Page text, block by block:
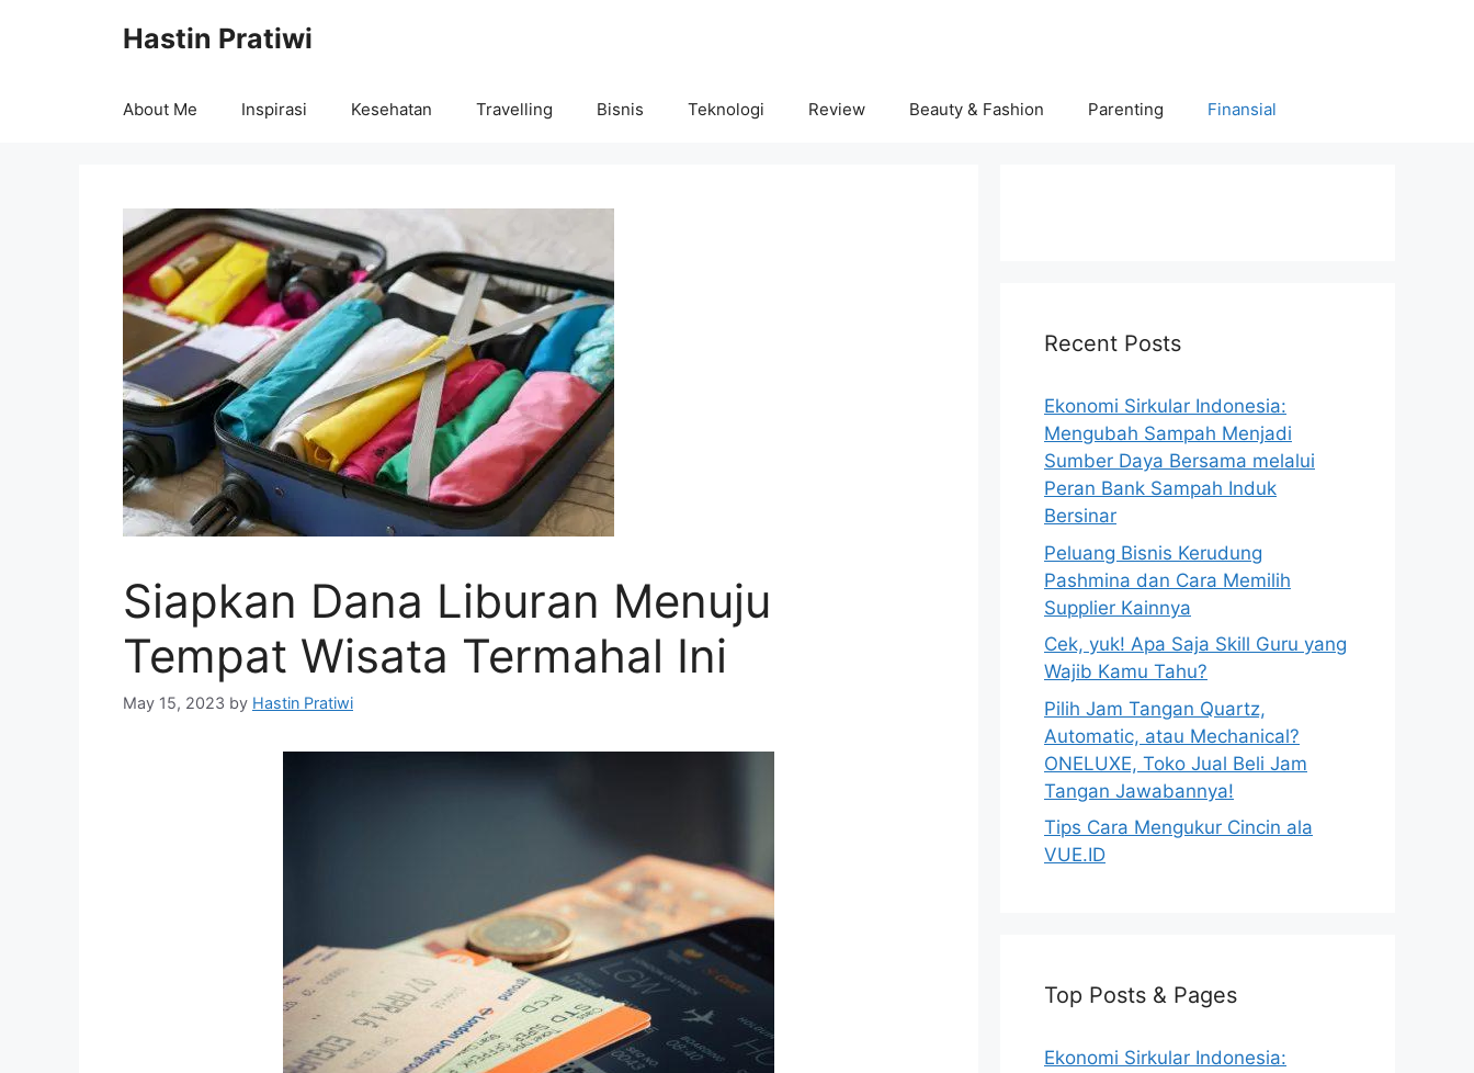
Hastin Pratiwi
About Me Inspirasi Kesehatan Travelling Bisnis Teknologi Review Beauty & Fashion Parenting Finansial
Siapkan Dana Liburan Menuju
Tempat Wisata Termahal Ini
May 15, 2023 by Hastin Pratiwi
Recent Posts
Ekonomi Sirkular Indonesia:
Mengubah Sampah Menjadi
Sumber Daya Bersama melalui
Peran Bank Sampah Induk
Bersinar
Peluang Bisnis Kerudung
Pashmina dan Cara Memilih
Supplier Kainnya
Cek, yuk! Apa Saja Skill Guru yang
Wajib Kamu Tahu?
Pilih Jam Tangan Quartz,
Automatic, atau Mechanical?
ONELUXE, Toko Jual Beli Jam
Tangan Jawabannya!
Tips Cara Mengukur Cincin ala
VUE.ID
Top Posts & Pages
Ekonomi Sirkular Indonesia: